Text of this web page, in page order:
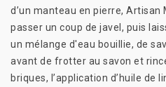
d’un manteau en pierre, Artisan
passer un coup de javel, puis
un mélange d'eau bouillie, de
avant de frotter au savon et
briques, l’application d’huile de